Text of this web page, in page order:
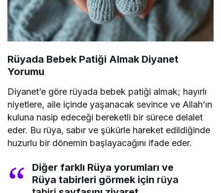
Rüyada Bebek Patiği Almak Diyanet
Yorumu
Diyanet’e göre rüyada bebek patiği almak; hayırlı
niyetlere, aile içinde yaşanacak sevince ve Allah’ın
kuluna nasip edeceği bereketli bir sürece delalet
eder. Bu rüya, sabır ve şükürle hareket edildiğinde
huzurlu bir dönemin başlayacağını ifade eder.
Diğer farklı Rüya yorumları ve
Rüya tabirleri görmek için rüya